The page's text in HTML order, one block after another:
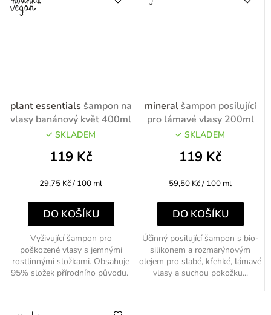
plant essentials šampon na
vlasy banánový květ 400ml
SKLADEM
119 Kč
Měrná
29,75 Kč / 100 ml
DO KOŠÍKU
Vyživující šampon pro
poškozené vlasy s jemnými
rostlinnými složkami. Obsahuje
95% složek přírodního původu.
mineral šampon posilující
pro lámavé vlasy 200ml
SKLADEM
119 Kč
Měrná
59,50 Kč / 100 ml
DO KOŠÍKU
Účinný posilující šampon s bio-
silikonem a rozmarýnovým
olejem pro slabé, křehké, lámavé
vlasy a suchou pokožku...